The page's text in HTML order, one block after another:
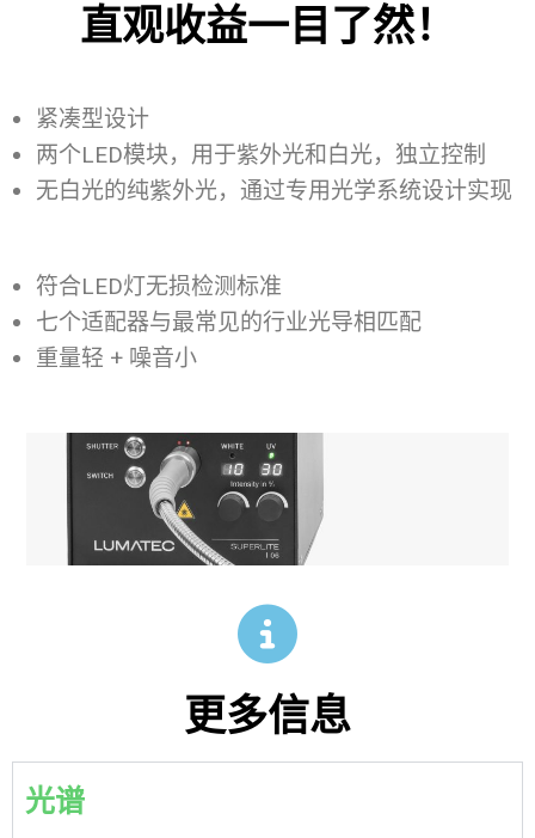
直观收益一目了然！
紧凑型设计
两个LED模块，用于紫外光和白光，独立控制
无白光的纯紫外光，通过专用光学系统设计实现
符合LED灯无损检测标准
七个适配器与最常见的行业光导相匹配
重量轻 + 噪音小
更多信息
光谱